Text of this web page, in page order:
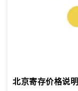
北京寄存价格说明